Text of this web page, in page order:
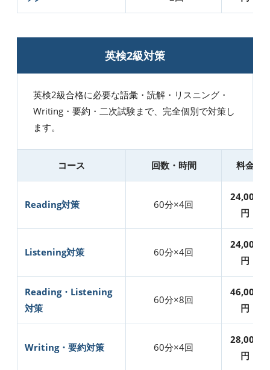
英検2級対策
英検2級合格に必要な語彙・読解・リスニング・
Writing・要約・二次試験まで、完全個別で対策し
ます。
コース 回数・時間 料金
Reading対策 60分×4回
24,000
円
Listening対策 60分×4回
24,000
円
Reading・Listening
対策
60分×8回
46,000
円
Writing・要約対策 60分×4回
28,000
円